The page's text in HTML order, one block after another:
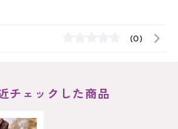
(0)
チェックした商品